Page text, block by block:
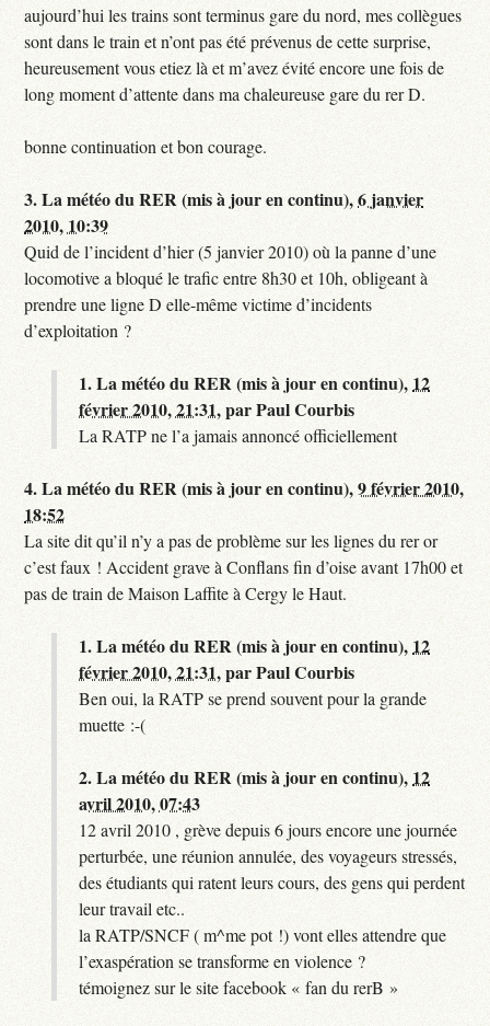
aujourd’hui les trains sont terminus gare du nord, mes collègues
sont dans le train et n’ont pas été prévenus de cette surprise,
heureusement vous etiez là et m’avez évité encore une fois de
long moment d’attente dans ma chaleureuse gare du rer D.
bonne continuation et bon courage.
3.La météo du RER (mis à jour en continu),6 janvier
2010, 10:39
Quid de l’incident d’hier (5 janvier 2010) où la panne d’une
locomotive a bloqué le trafic entre 8h30 et 10h, obligeant à
prendre une ligne D elle-même victime d’incidents
d’exploitation ?
1.La météo du RER (mis à jour en continu), 12
février 2010, 21:31,parPaul Courbis
La RATP ne l’a jamais annoncé officiellement
4.La météo du RER (mis à jour en continu),9 février 2010,
18:52
La site dit qu’il n’y a pas de problème sur les lignes du rer or
c’est faux ! Accident grave à Conflans fin d’oise avant 17h00 et
pas de train de Maison Laffite à Cergy le Haut.
1.La météo du RER (mis à jour en continu), 12
février 2010, 21:31,parPaul Courbis
Ben oui, la RATP se prend souvent pour la grande
muette :-(
2.La météo du RER (mis à jour en continu), 12
avril 2010, 07:43
12 avril 2010 , grève depuis 6 jours encore une journée
perturbée, une réunion annulée, des voyageurs stressés,
des étudiants qui ratent leurs cours, des gens qui perdent
leur travail etc..
la RATP/SNCF ( m^me pot !) vont elles attendre que
l’exaspération se transforme en violence ?
témoignez sur le site facebook « fan du rerB »